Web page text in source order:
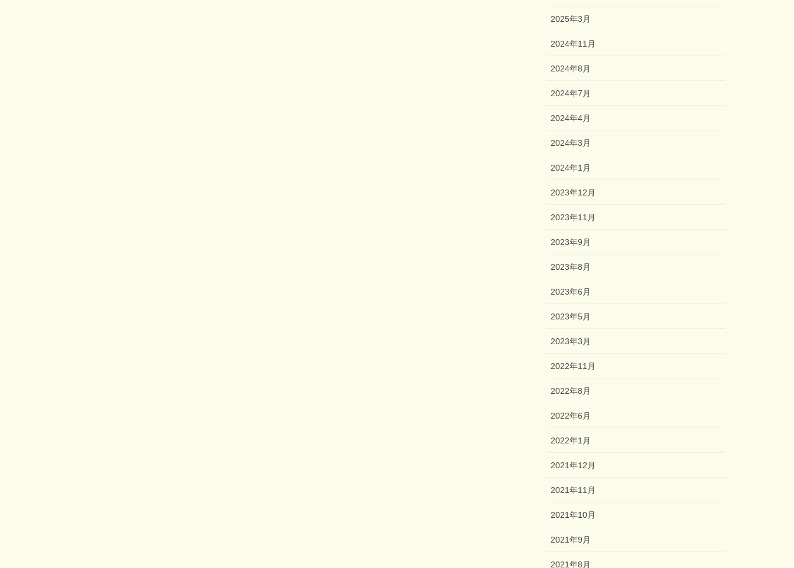
2025年3月
2024年11月
2024年8月
2024年7月
2024年4月
2024年3月
2024年1月
2023年12月
2023年11月
2023年9月
2023年8月
2023年6月
2023年5月
2023年3月
2022年11月
2022年8月
2022年6月
2022年1月
2021年12月
2021年11月
2021年10月
2021年9月
2021年8月